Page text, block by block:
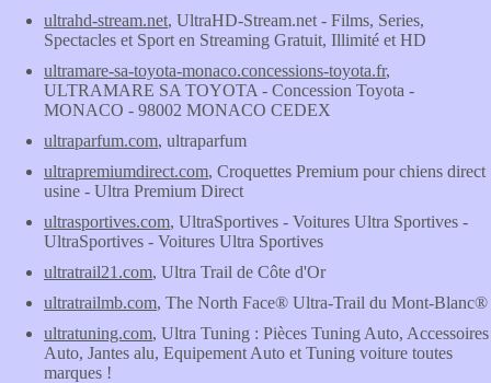
ultrahd-stream.net, UltraHD-Stream.net - Films, Series,
Spectacles et Sport en Streaming Gratuit, Illimité et HD
ultramare-sa-toyota-monaco.concessions-toyota.fr,
ULTRAMARE SA TOYOTA - Concession Toyota -
MONACO - 98002 MONACO CEDEX
ultraparfum.com, ultraparfum
ultrapremiumdirect.com, Croquettes Premium pour chiens direct
usine - Ultra Premium Direct
ultrasportives.com, UltraSportives - Voitures Ultra Sportives -
UltraSportives - Voitures Ultra Sportives
ultratrail21.com, Ultra Trail de Côte d'Or
ultratrailmb.com, The North Face® Ultra-Trail du Mont-Blanc®
ultratuning.com, Ultra Tuning : Pièces Tuning Auto, Accessoires
Auto, Jantes alu, Equipement Auto et Tuning voiture toutes
marques !